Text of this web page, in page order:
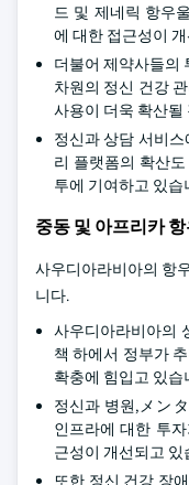
드 및 제네릭 항우
에 대한 접근성이
더불어 제약사들의
차원의 정신 건강
사용이 더욱 확산
정신과 상담 서비
리 플랫폼의 확산
투에 기여하고 있습
중동 및 아프리카
사우디아라비아의 항
니다.
사우디아라비아의
책 하에서 정부가
확충에 힘입고 있습
정신과 병원,メン
인프라에 대한 투
근성이 개선되고 있
또한 정신 건강 장